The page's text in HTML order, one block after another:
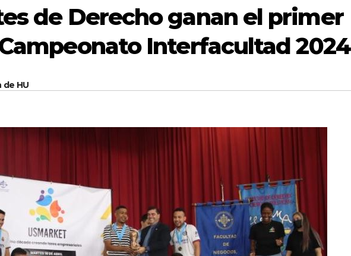
de Derecho ganan el primer
Interfacultad 2024
de HU